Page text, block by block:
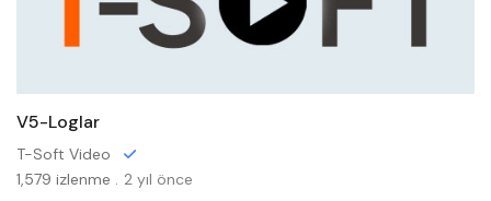
V5-Loglar
T-Soft Video
1,579 izlenme . 2 yıl önce